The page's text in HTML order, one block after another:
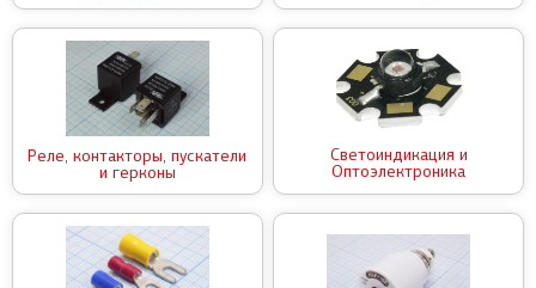
Реле, контакторы, пускатели
и герконы
Светоиндикация и
Оптоэлектроника